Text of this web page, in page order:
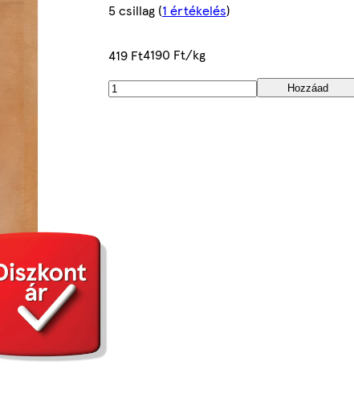
5 csillag(1 értékelés)
419 Ft4190 Ft/kg
Hozzáad